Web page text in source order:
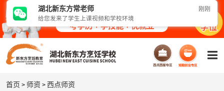
湖北新东方常老师
给您发来了学生上课视频和学校环境
刚刚
首页 > 师资 > 西点师资